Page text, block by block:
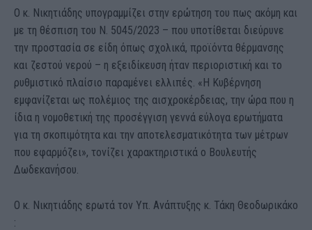
Ο κ. Νικητιάδης υπογραμμίζει στην ερώτηση του πως ακόμη και
με τη θέσπιση του Ν. 5045/2023 – που υποτίθεται διεύρυνε
την προστασία σε είδη όπως σχολικά, προϊόντα θέρμανσης
και ζεστού νερού – η εξειδίκευση ήταν περιοριστική και το
ρυθμιστικό πλαίσιο παραμένει ελλιπές. «Η Κυβέρνηση
εμφανίζεται ως πολέμιος της αισχροκέρδειας, την ώρα που η
ίδια η νομοθετική της προσέγγιση γεννά εύλογα ερωτήματα
για τη σκοπιμότητα και την αποτελεσματικότητα των μέτρων
που εφαρμόζει», τονίζει χαρακτηριστικά ο Βουλευτής
Δωδεκανήσου.
Ο κ. Νικητιάδης ερωτά τον Υπ. Ανάπτυξης κ. Τάκη Θεοδωρικάκο
: